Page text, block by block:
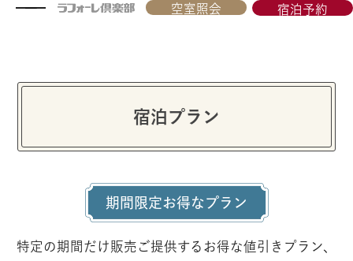
空室照会 宿泊予約
宿泊プラン
期間限定お得なプラン
特定の期間だけ販売ご提供するお得な値引きプラン、